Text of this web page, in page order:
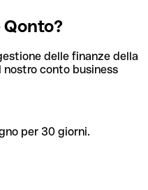
Qonto?
delle finanze della
conto business
per 30 giorni.